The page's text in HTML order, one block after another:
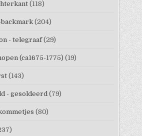
(118)
(204)
- telegraaf (29)
(ca1675-1775) (19)
(143)
- gesoldeerd (79)
(80)